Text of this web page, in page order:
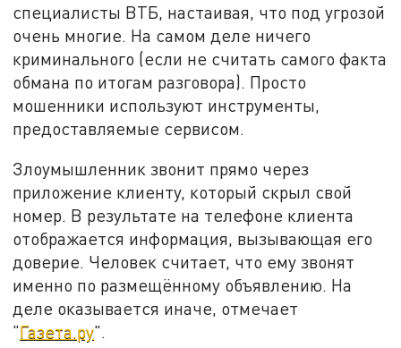
специалисты ВТБ, настаивая, что под угрозой
очень многие. На самом деле ничего
криминального (если не считать самого факта
обмана по итогам разговора). Просто
мошенники используют инструменты,
предоставляемые сервисом.
Злоумышленник звонит прямо через
приложение клиенту, который скрыл свой
номер. В результате на телефоне клиента
отображается информация, вызывающая его
доверие. Человек считает, что ему звонят
именно по размещённому объявлению. На
деле оказывается иначе, отмечает
"Газета.ру".